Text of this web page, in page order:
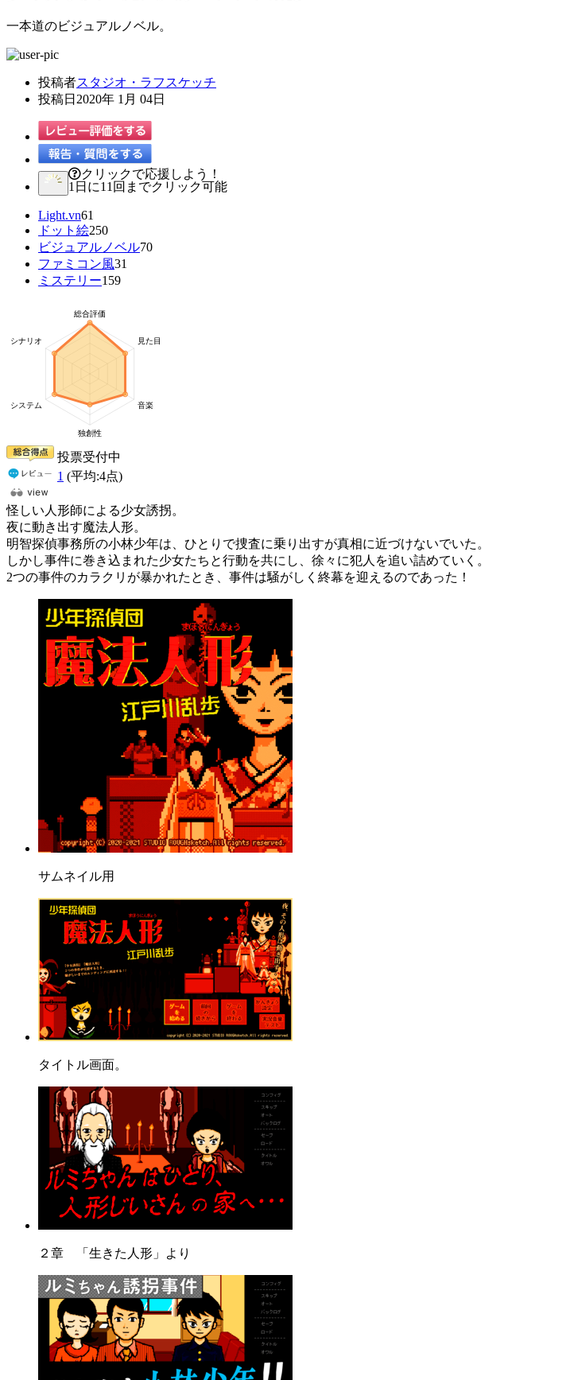
一本道のビジュアルノベル。
投稿者スタジオ・ラフスケッチ
投稿日 2020年 1月 04日
クリックで応援しよう！
1日に11回までクリック可能
Light.vn61
ドット絵250
ビジュアルノベル70
ファミコン風31
ミステリー159
投票受付中
1 (平均:4点)
怪しい人形師による少女誘拐。
夜に動き出す魔法人形。
明智探偵事務所の小林少年は、ひとりで捜査に乗り出すが真相に近づけないでいた。
しかし事件に巻き込まれた少女たちと行動を共にし、徐々に犯人を追い詰めていく。
2つの事件のカラクリが暴かれたとき、事件は騒がしく終幕を迎えるのであった！
サムネイル用
タイトル画面。
２章 「生きた人形」より